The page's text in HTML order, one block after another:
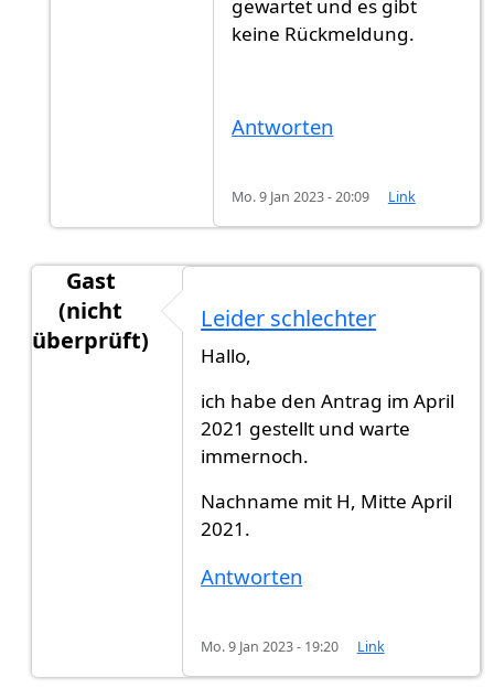
gewartet und es gibt
keine Rückmeldung.
Antworten
Mo. 9 Jan 2023 - 20:09 Link
Gast
(nicht
überprüft)
HalloGibt es jemand jetz…
Leider schlechter
Hallo,
ich habe den Antrag im April
2021 gestellt und warte
immernoch.
Nachname mit H, Mitte April
2021.
Antworten
Mo. 9 Jan 2023 - 19:20 Link